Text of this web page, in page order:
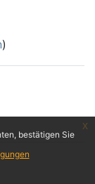
bestätigen Sie
x
)